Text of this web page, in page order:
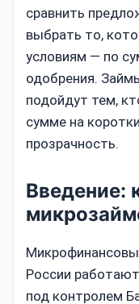
сравнить
выбрать то,
условиям — по
одобрения.
подойдут тем,
сумме на
прозрачность.
Введение:
России
под контролем